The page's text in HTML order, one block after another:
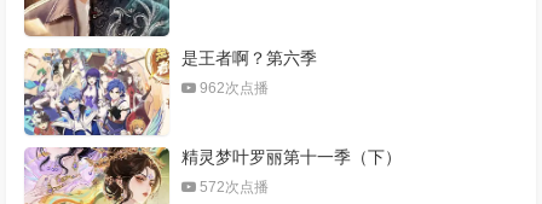
是王者啊？第六季
962次点播
精灵梦叶罗丽第十一季（下）
572次点播